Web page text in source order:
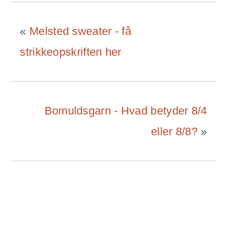
« Melsted sweater - få
strikkeopskriften her
Bomuldsgarn - Hvad betyder 8/4
eller 8/8? »